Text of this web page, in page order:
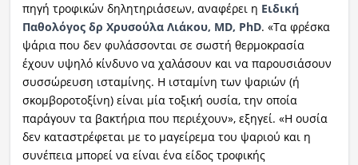
Εκπομπές
Πολιτισμός
πηγή τροφικών δηλητηριάσεων, αναφέρει η Ειδική
Παθολόγος δρ Χρυσούλα Λιάκου, MD, PhD. «Τα φρέσκα
ψάρια που δεν φυλάσσονται σε σωστή θερμοκρασία
έχουν υψηλό κίνδυνο να χαλάσουν και να παρουσιάσουν
συσσώρευση ισταμίνης. Η ισταμίνη των ψαριών (ή
σκομβοροτοξίνη) είναι μία τοξική ουσία, την οποία
παράγουν τα βακτήρια που περιέχουν», εξηγεί. «Η ουσία
δεν καταστρέφεται με το μαγείρεμα του ψαριού και η
συνέπεια μπορεί να είναι ένα είδος τροφικής